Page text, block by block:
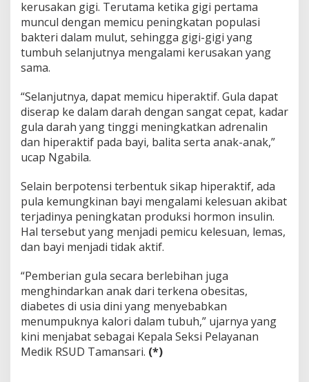
kerusakan gigi. Terutama ketika gigi pertama
muncul dengan memicu peningkatan populasi
bakteri dalam mulut, sehingga gigi-gigi yang
tumbuh selanjutnya mengalami kerusakan yang
sama.
“Selanjutnya, dapat memicu hiperaktif. Gula dapat
diserap ke dalam darah dengan sangat cepat, kadar
gula darah yang tinggi meningkatkan adrenalin
dan hiperaktif pada bayi, balita serta anak-anak,”
ucap Ngabila.
Selain berpotensi terbentuk sikap hiperaktif, ada
pula kemungkinan bayi mengalami kelesuan akibat
terjadinya peningkatan produksi hormon insulin.
Hal tersebut yang menjadi pemicu kelesuan, lemas,
dan bayi menjadi tidak aktif.
“Pemberian gula secara berlebihan juga
menghindarkan anak dari terkena obesitas,
diabetes di usia dini yang menyebabkan
menumpuknya kalori dalam tubuh,” ujarnya yang
kini menjabat sebagai Kepala Seksi Pelayanan
Medik RSUD Tamansari. (*)